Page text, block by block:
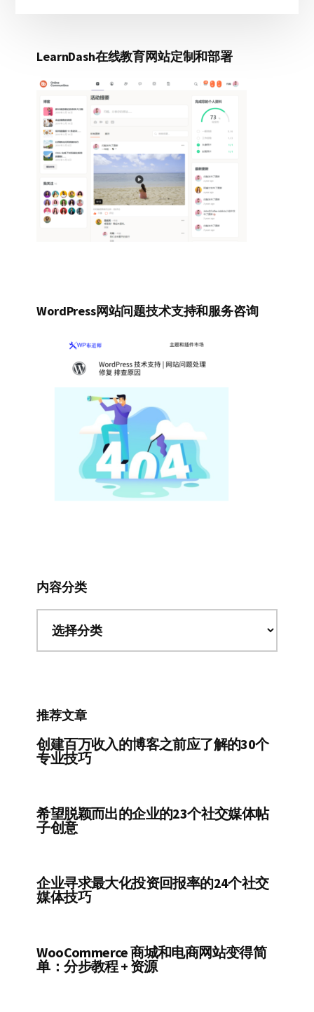
LearnDash在线教育网站定制和部署
WordPress网站问题技术支持和服务咨询
内容分类
分
推荐文章
创建百万收入的博客之前应了解的30个
专业技巧
希望脱颖而出的企业的23个社交媒体帖
子创意
企业寻求最大化投资回报率的24个社交
媒体技巧
WooCommerce 商城和电商网站变得简
单：分步教程 + 资源